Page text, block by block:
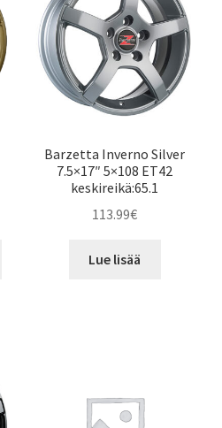
Barzetta Inverno Silver
7.5×17″ 5×108 ET42
keskireikä:65.1
113.99€
Lue lisää